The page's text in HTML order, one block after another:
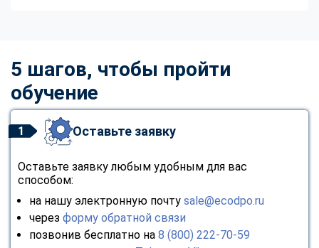
5 шагов, чтобы пройти
обучение
1 Оставьте заявку
Оставьте заявку любым удобным для вас
способом:
на нашу электронную почту sale@ecodpo.ru
через форму обратной связи
позвонив бесплатно на 8 (800) 222-70-59